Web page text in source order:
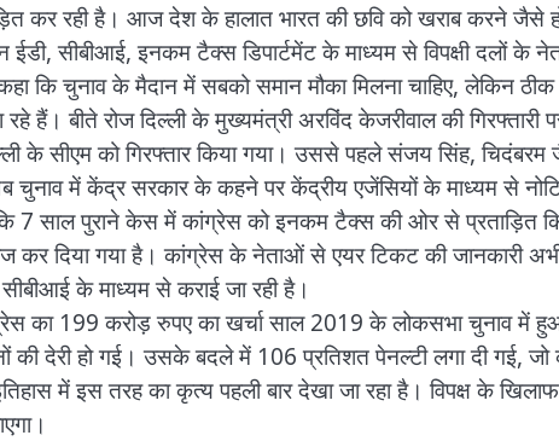
कर रही है। आज देश के हालात भारत की छवि को खराब करने
ईडी, सीबीआई, इनकम टैक्स डिपार्टमेंट के माध्यम से विपक्षी दलों के
कि चुनाव के मैदान में सबको समान मौका मिलना चाहिए, लेकिन
रहे हैं। बीते रोज दिल्ली के मुख्यमंत्री अरविंद केजरीवाल की गिरफ्तारी
के सीएम को गिरफ्तार किया गया। उससे पहले संजय सिंह,
चुनाव में केंद्र सरकार के कहने पर केंद्रीय एजेंसियों के माध्यम से
7 साल पुराने केस में कांग्रेस को इनकम टैक्स की ओर से प्रताड़ित
कर दिया गया है। कांग्रेस के नेताओं से एयर टिकट की जानकारी
के माध्यम से कराई जा रही है।
का 199 करोड़ रुपए का खर्चा साल 2019 के लोकसभा चुनाव में
की देरी हो गई। उसके बदले में 106 प्रतिशत पेनल्टी लगा दी गई,
में इस तरह का कृत्य पहली बार देखा जा रहा है। विपक्ष के खिलाफ